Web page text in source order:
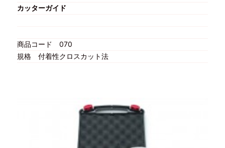
カッターガイド
商品コード
070
規格
付着性クロスカット法